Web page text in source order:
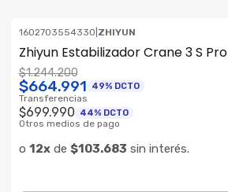
1602703554330 ZHIYUN
Zhiyun Estabilizador Crane 3 S Pro
$1.244.200
$664.991 49% DCTO
Transferencias
$699.990 44% DCTO
Otros medios de pago
o 12xde $103.683 sin interés.